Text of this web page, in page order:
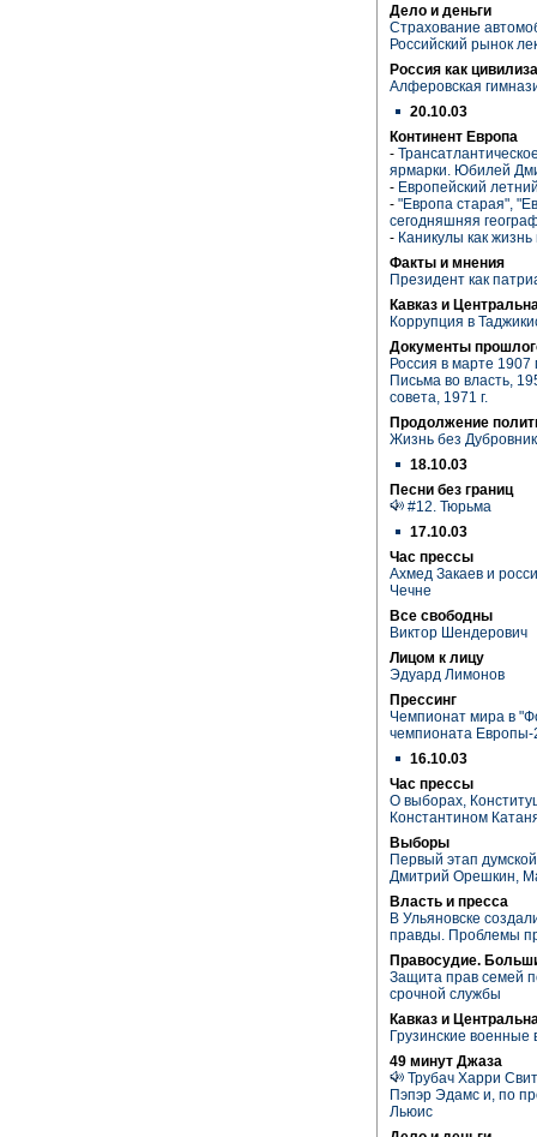
Дело и деньги
Страхование
Российский рынок
Россия как
Алферовская
20.10.03
Континент Европа
-
ярмарки. Юбилей
- Европейский
- "Европа старая",
сегодняшняя
- Каникулы как
Факты и мнения
Президент как
Кавказ и
Коррупция в
Документы
Россия в марте
Письма во власть,
совета, 1971 г.
Продолжение
Жизнь без
18.10.03
Песни без границ
#12. Тюрьма
17.10.03
Час прессы
Ахмед Закаев и
Чечне
Все свободны
Виктор Шендерович
Лицом к лицу
Эдуард Лимонов
Прессинг
Чемпионат мира в
чемпионата
16.10.03
Час прессы
О выборах,
Константином
Выборы
Первый этап
Дмитрий Орешкин,
Власть и пресса
В Ульяновске
правды. Проблемы
Правосудие.
Защита прав семей
срочной службы
Кавказ и
Грузинские военные
49 минут Джаза
Трубач Харри
Пэпэр Эдамс и, по
Льюис